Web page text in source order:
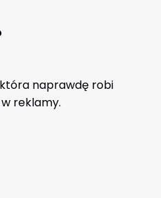
naprawdę robi
reklamy.